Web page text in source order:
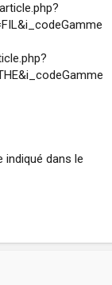
dans le